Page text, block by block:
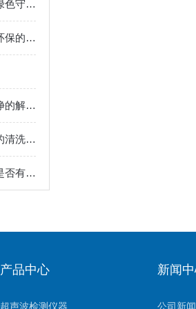
超声波清洗槽是精密制造的绿色守护者
超声波清洗槽是一种高效、环保的清洗方式
超声波清洗槽提供了高效洁净的解决方案
超声波清洗槽：高效、环保的清洗利器
如何判断超声波清洗槽里面是否有盲区？
产品中心
超声波检测仪器
新闻
公司新闻